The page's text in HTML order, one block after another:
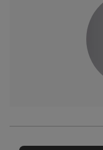
未来のイメージはポ